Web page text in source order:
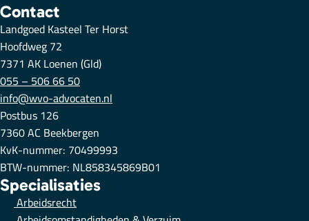
Contact
Landgoed Kasteel Ter Horst
Hoofdweg 72
7371 AK Loenen (Gld)
055 – 506 66 50
info@wvo-advocaten.nl
Postbus 126
7360 AC Beekbergen
KvK-nummer: 70499993
BTW-nummer: NL858345869B01
Specialisaties
Arbeidsrecht